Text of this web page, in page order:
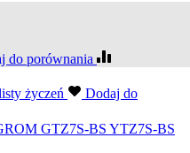
do porównania
życzeń
Dodaj do